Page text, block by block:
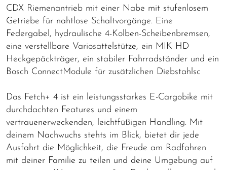
CDX Riemenantrieb mit einer Nabe mit stufenlosem
Getriebe für nahtlose Schaltvorgänge. Eine
Federgabel, hydraulische 4-Kolben-Scheibenbremsen,
eine verstellbare Variosattelstütze, ein MIK HD
Heckgepäckträger, ein stabiler Fahrradständer und ein
Bosch ConnectModule für zusätzlichen Diebstahlsc
Das Fetch+ 4 ist ein leistungsstarkes E-Cargobike mit
durchdachten Features und einem
vertrauenerweckenden, leichtfüßigen Handling. Mit
deinem Nachwuchs stehts im Blick, bietet dir jede
Ausfahrt die Möglichkeit, die Freude am Radfahren
mit deiner Familie zu teilen und deine Umgebung auf